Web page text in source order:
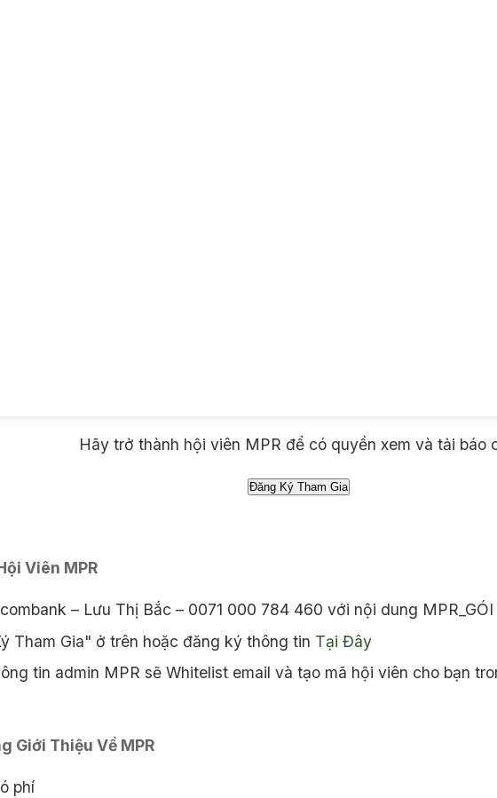
Hãy trở thành hội viên MPR để có quyền xem và tải báo
Viên MPR
– Lưu Thị Bắc – 0071 000 784 460 với nội dung
Tham Gia" ở trên hoặc đăng ký thông tin Tại Đây
tin admin MPR sẽ Whitelist email và tạo mã hội viên cho bạn
Giới Thiệu Về MPR
phí